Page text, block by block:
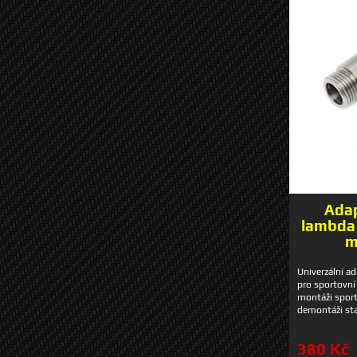
lambda
Univerzální
pro
montáži
demontáži
v řídící
380 Kč